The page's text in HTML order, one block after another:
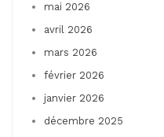
mai 2026
avril 2026
mars 2026
février 2026
janvier 2026
décembre 2025